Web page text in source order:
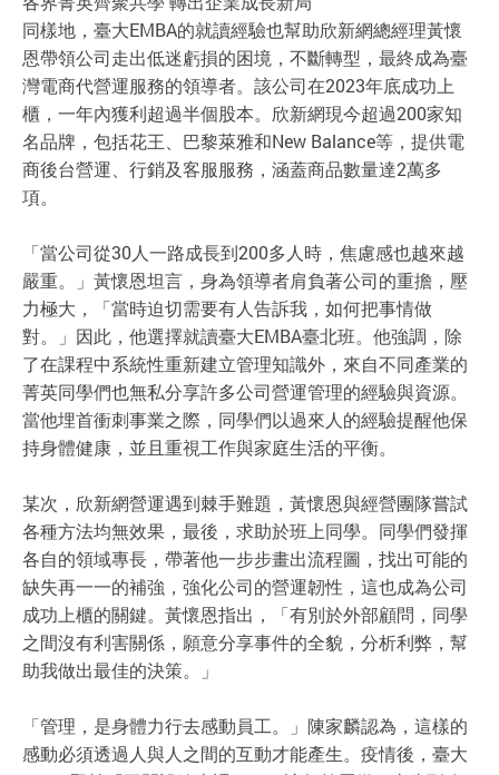
同樣地，臺大EMBA的就讀經驗也幫助欣新網總經理黃懷
恩帶領公司走出低迷虧損的困境，不斷轉型，最終成為臺
灣電商代營運服務的領導者。該公司在2023年底成功上
櫃，一年內獲利超過半個股本。欣新網現今超過200家知
名品牌，包括花王、巴黎萊雅和New Balance等，提供電
商後台營運、行銷及客服服務，涵蓋商品數量達2萬多
項。
「當公司從30人一路成長到200多人時，焦慮感也越來越
嚴重。」黃懷恩坦言，身為領導者肩負著公司的重擔，壓
力極大，「當時迫切需要有人告訴我，如何把事情做
對。」因此，他選擇就讀臺大EMBA臺北班。他強調，除
了在課程中系統性重新建立管理知識外，來自不同產業的
菁英同學們也無私分享許多公司營運管理的經驗與資源。
當他埋首衝刺事業之際，同學們以過來人的經驗提醒他保
持身體健康，並且重視工作與家庭生活的平衡。
某次，欣新網營運遇到棘手難題，黃懷恩與經營團隊嘗試
各種方法均無效果，最後，求助於班上同學。同學們發揮
各自的領域專長，帶著他一步步畫出流程圖，找出可能的
缺失再一一的補強，強化公司的營運韌性，這也成為公司
成功上櫃的關鍵。黃懷恩指出，「有別於外部顧問，同學
之間沒有利害關係，願意分享事件的全貌，分析利弊，幫
助我做出最佳的決策。」
「管理，是身體力行去感動員工。」陳家麟認為，這樣的
感動必須透過人與人之間的互動才能產生。疫情後，臺大